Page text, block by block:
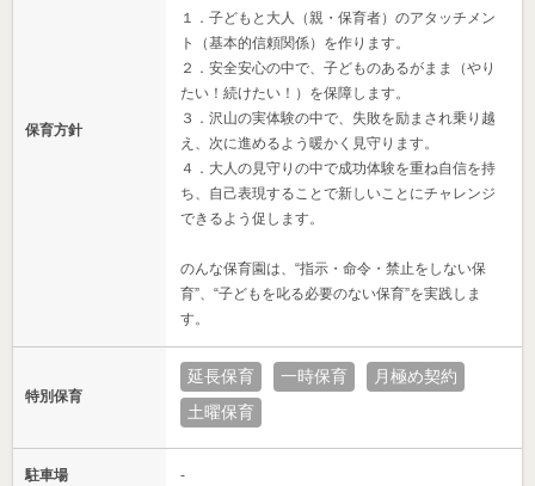
保育方針
１．子どもと大人（親・保育者）のアタッチメン
ト（基本的信頼関係）を作ります。
２．安全安心の中で、子どものあるがまま（やり
たい！続けたい！）を保障します。
３．沢山の実体験の中で、失敗を励まされ乗り越
え、次に進めるよう暖かく見守ります。
４．大人の見守りの中で成功体験を重ね自信を持
ち、自己表現することで新しいことにチャレンジ
できるよう促します。
のんな保育園は、“指示・命令・禁止をしない保
育”、“子どもを叱る必要のない保育”を実践しま
す。
特別保育
延長保育 一時保育
月極め契約
土曜保育
駐車場 -